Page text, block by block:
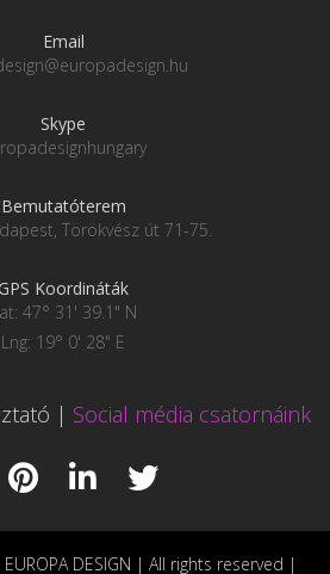
Email
Skype
Bemutatóterem
Törökvész út 71-75.
GPS Koordináták
47° 31' 39.1" N
Lng: 19° 0' 28" E
| Social média csatornáink
DESIGN | All rights reserved |